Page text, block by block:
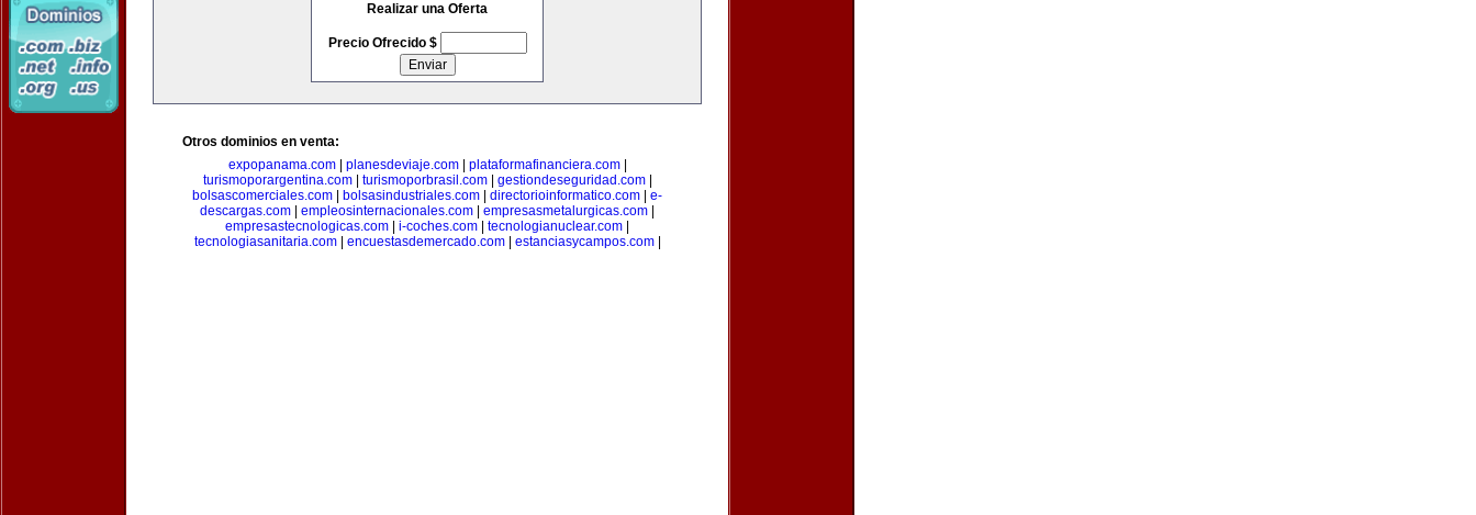
Realizar una Oferta
Precio Ofrecido $
Otros dominios en venta:
expopanama.com| planesdeviaje.com| plataformafinanciera.com|
turismoporargentina.com| turismoporbrasil.com| gestiondeseguridad.com|
bolsascomerciales.com
bolsasindustriales.com directorioinformatico.com
e-
descargas.com
empleosinternacionales.com empresasmetalurgicas.com
empresastecnologicas.com
i-coches.com tecnologianuclear.com
tecnologiasanitaria.com| encuestasdemercado.com| estanciasycampos.com|